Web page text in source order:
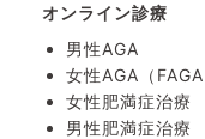
オンライン診療
男性AGA
女性AGA（FAGA
女性肥満症治療
男性肥満症治療